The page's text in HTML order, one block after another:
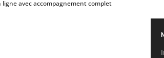
ligne avec accompagnement complet